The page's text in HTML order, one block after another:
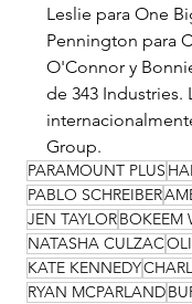
Leslie para One
Pennington para
O'Connor y
de 343 Industries.
Group.
PARAMOUNT PLUS
PABLO SCHREIBER
JEN TAYLORBOKEEM
NATASHA CULZAC
KATE KENNEDY
RYAN MCPARLAND